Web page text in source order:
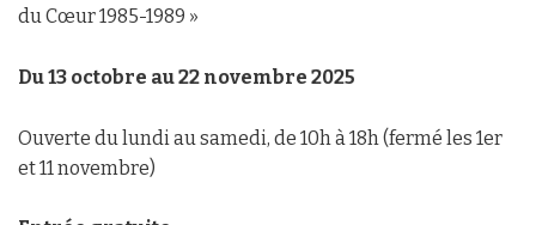
du Cœur 1985-1989 »
Du 13 octobre au 22 novembre 2025
Ouverte du lundi au samedi, de 10h à 18h (fermé les 1er
et 11 novembre)